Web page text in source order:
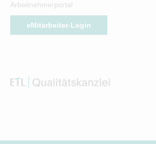
Arbeitnehmerportal
eMitarbeiter-Login